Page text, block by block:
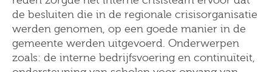
de besluiten die in de regionale crisisorganisatie
werden genomen, op een goede manier in de
gemeente werden uitgevoerd. Onderwerpen
zoals: de interne bedrijfsvoering en continuïteit,